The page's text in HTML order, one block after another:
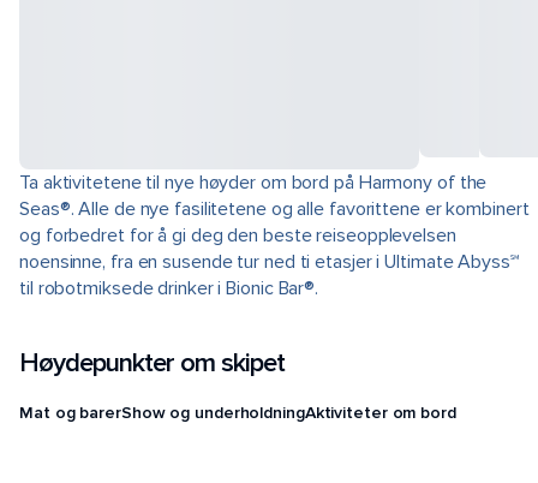
Ta aktivitetene til nye høyder om bord på Harmony of the
Seas®. Alle de nye fasilitetene og alle favorittene er kombinert
og forbedret for å gi deg den beste reiseopplevelsen
noensinne, fra en susende tur ned ti etasjer i Ultimate Abyss℠
til robotmiksede drinker i Bionic Bar®.
Høydepunkter om skipet
Mat og barerShow og underholdningAktiviteter om bord